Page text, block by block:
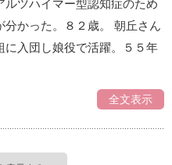
ツハイマー型認知症のため
分かった。８２歳。 朝丘さん
に入団し娘役で活躍。５５年
全文表示